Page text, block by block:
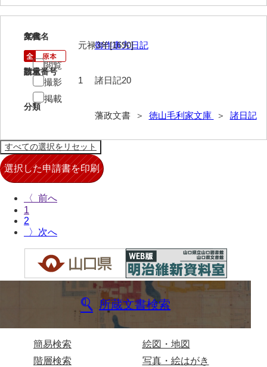
条約
新聞
藩翰譜
公裁録
太政官諸省達書
布告全書
布告控
用達所日記
20
文書名
御作事方日記
請求番号
諸日記20
分類
藩政文書 ＞ 徳山毛利家文庫 ＞ 諸日記
年代
元禄3年[1690]
数量
1
閲覧
撮影
掲載
〈
1
2
〉
所蔵文書検索
簡易検索
階層検索
絵図・地図
写真・絵はがき